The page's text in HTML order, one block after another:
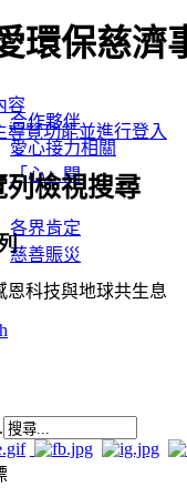
合作夥伴
愛心接力相關
「心」聞
各界肯定
慈善賑災
環保慈濟
容
導覽功能並進行登入
列檢視搜尋
恩科技與地球共生息